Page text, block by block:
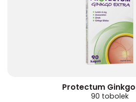
Protectum
90 tobolek